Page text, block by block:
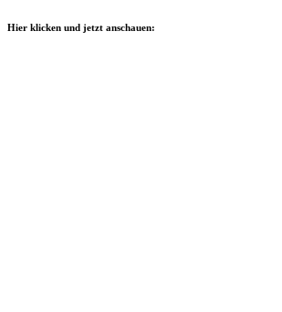
Hier klicken und jetzt anschauen: